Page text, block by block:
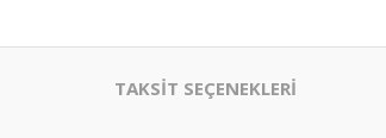
TAKSİT SEÇENEKLERİ